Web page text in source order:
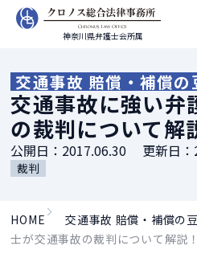
神奈川県弁護士会所属
交通事故 賠償・補償の
交通事故に強い弁
の裁判について解
公開日： 2017.06.30 更新日：
裁判
HOME 交通事故 賠償・補償の
士が交通事故の裁判について解説！